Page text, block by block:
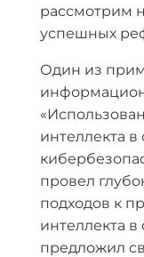
рассмотрим
успешных
Один из
интеллекта в
провел
подходов к
интеллекта
предложил